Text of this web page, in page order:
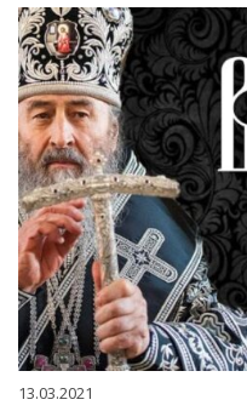
13.03.2021